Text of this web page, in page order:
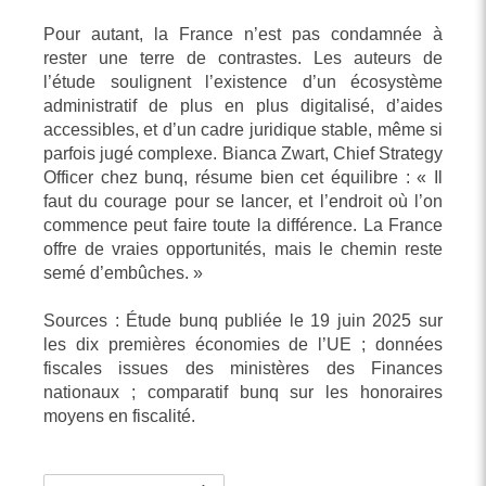
Pour autant, la France n’est pas condamnée à
rester une terre de contrastes. Les auteurs de
l’étude soulignent l’existence d’un écosystème
administratif de plus en plus digitalisé, d’aides
accessibles, et d’un cadre juridique stable, même si
parfois jugé complexe. Bianca Zwart, Chief Strategy
Officer chez bunq, résume bien cet équilibre : « Il
faut du courage pour se lancer, et l’endroit où l’on
commence peut faire toute la différence. La France
offre de vraies opportunités, mais le chemin reste
semé d’embûches. »
Sources : Étude bunq publiée le 19 juin 2025 sur
les dix premières économies de l’UE ; données
fiscales issues des ministères des Finances
nationaux ; comparatif bunq sur les honoraires
moyens en fiscalité.